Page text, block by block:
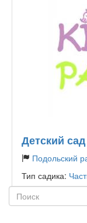
Детский
Подольский
Тип садика:
Поиск